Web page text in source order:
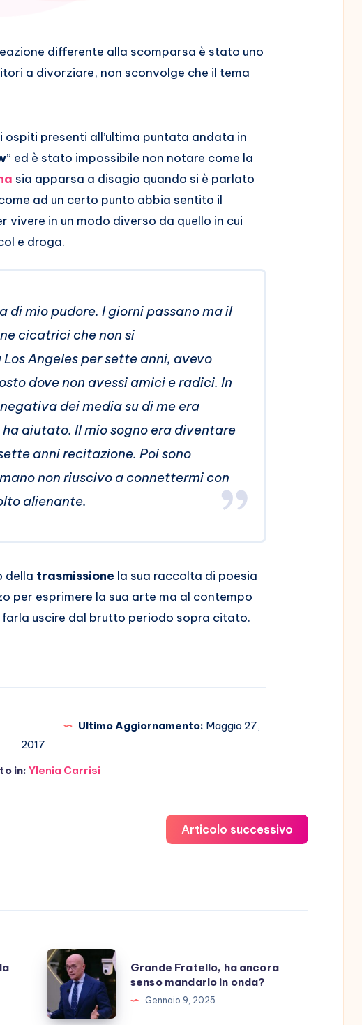
differente alla scomparsa è stato uno
a divorziare, non sconvolge che il tema
presenti all’ultima puntata andata in
” ed è stato impossibile non notare come la
sia apparsa a disagio quando si è parlato
ad un certo punto abbia sentito il
vivere in un modo diverso da quello in cui
e droga.
di mio pudore. I giorni passano ma il
cicatrici che non si
Angeles per sette anni, avevo
dove non avessi amici e radici. In
dei media su di me era
aiutato. Il mio sogno era diventare
anni recitazione. Poi sono
non riuscivo a connettermi con
alienante.
della trasmissione la sua raccolta di poesia
per esprimere la sua arte ma al contempo
uscire dal brutto periodo sopra citato.
Ultimo Aggiornamento: Maggio 27,
2017
in: Ylenia Carrisi
Articolo successivo
Grande
Fratello,
ancora
Grande Fratello, ha ancora
senso mandarlo in onda?
Gennaio 9, 2025